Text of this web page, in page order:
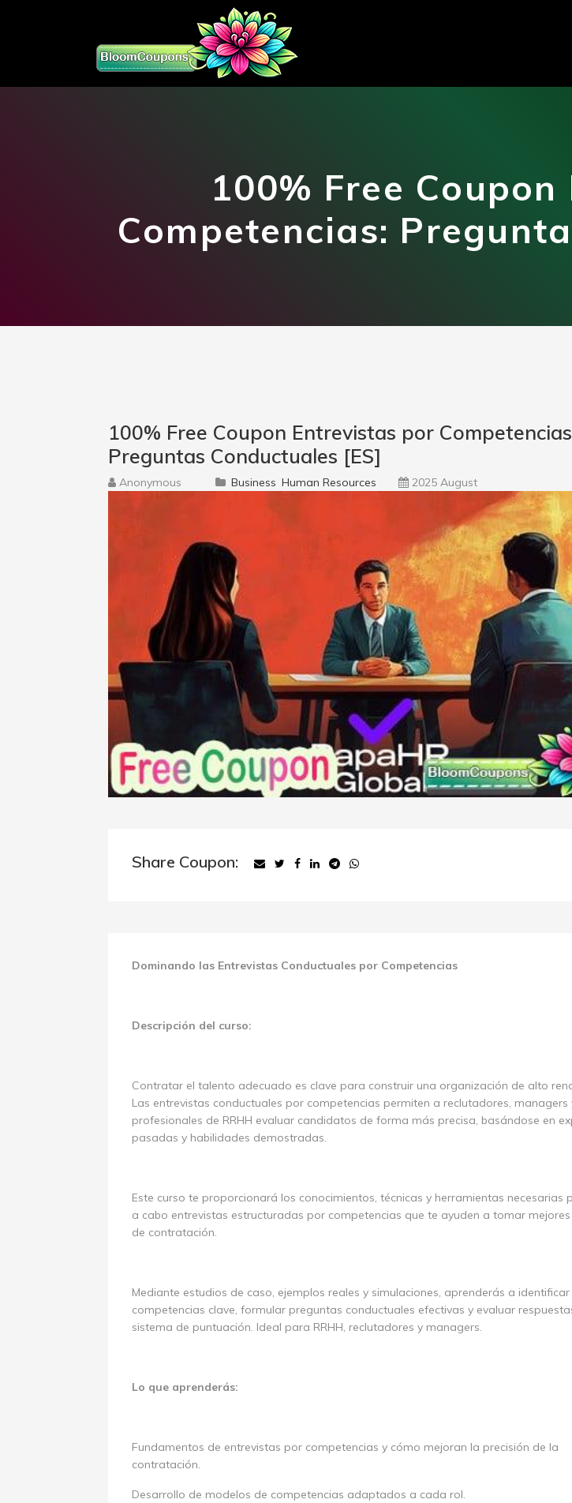
100% Free
Competencias:
100% Free Coupon Entrevistas por
Preguntas Conductuales [ES]
Anonymous Business Human Resources 2025 August
Share Coupon:
Dominando las Entrevistas Conductuales por Competencias
Descripción del curso:
Contratar el talento adecuado es clave para construir una organización de alto
Las entrevistas conductuales por competencias permiten a reclutadores, managers
profesionales de RRHH evaluar candidatos de forma más precisa, basándose en
pasadas y habilidades demostradas.
Este curso te proporcionará los conocimientos, técnicas y herramientas necesarias
a cabo entrevistas estructuradas por competencias que te ayuden a tomar mejores
de contratación.
Mediante estudios de caso, ejemplos reales y simulaciones, aprenderás a identificar
competencias clave, formular preguntas conductuales efectivas y evaluar
sistema de puntuación. Ideal para RRHH, reclutadores y managers.
Lo que aprenderás:
Fundamentos de entrevistas por competencias y cómo mejoran la precisión de la
contratación.
Desarrollo de modelos de competencias adaptados a cada rol.